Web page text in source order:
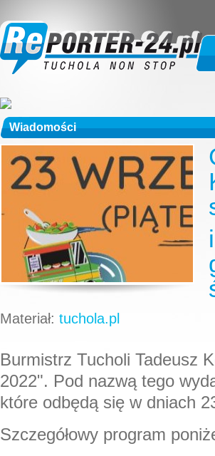
Wiadomości
Materiał: tuchola.pl
Burmistrz Tucholi Tadeusz
2022". Pod nazwą tego
które odbędą się w dniach
Szczegółowy program